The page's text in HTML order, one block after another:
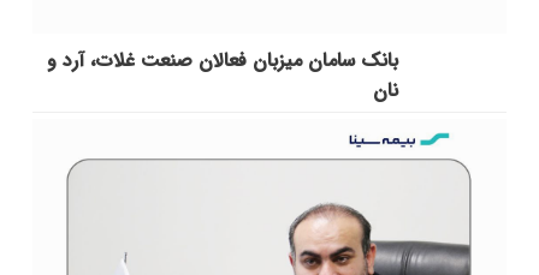
بانک سامان میزبان فعالان صنعت غلات، آرد و
نان